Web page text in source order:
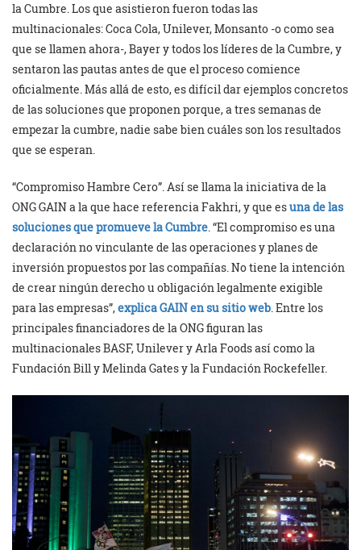
la Cumbre. Los que asistieron fueron todas las
multinacionales: Coca Cola, Unilever, Monsanto -o como sea
que se llamen ahora-, Bayer y todos los líderes de la Cumbre, y
sentaron las pautas antes de que el proceso comience
oficialmente. Más allá de esto, es difícil dar ejemplos concretos
de las soluciones que proponen porque, a tres semanas de
empezar la cumbre, nadie sabe bien cuáles son los resultados
que se esperan.
“Compromiso Hambre Cero”. Así se llama la iniciativa de la
ONG GAIN a la que hace referencia Fakhri, y que esuna de las
soluciones que promueve la Cumbre. “El compromiso es una
declaración no vinculante de las operaciones y planes de
inversión propuestos por las compañías. No tiene la intención
de crear ningún derecho u obligación legalmente exigible
para las empresas”,explica GAIN en su sitio web. Entre los
principales financiadores de la ONG figuran las
multinacionales BASF, Unilever y Arla Foods así como la
Fundación Bill y Melinda Gates y la Fundación Rockefeller.